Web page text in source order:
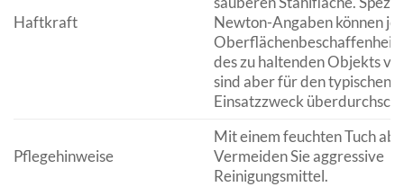
Haftkraft
Newton-Angaben können je
Oberflächenbeschaffenheit
des zu haltenden Objekts
sind aber für den typischen
Einsatzzweck
Pflegehinweise
Mit einem feuchten Tuch
Vermeiden Sie aggressive
Reinigungsmittel.